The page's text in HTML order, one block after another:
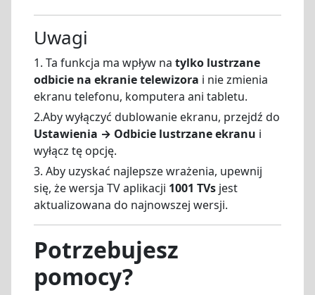
Uwagi
1. Ta funkcja ma wpływ na tylko lustrzane
odbicie na ekranie telewizora i nie zmienia
ekranu telefonu, komputera ani tabletu.
2.Aby wyłączyć dublowanie ekranu, przejdź do
Ustawienia → Odbicie lustrzane ekranu i
wyłącz tę opcję.
3. Aby uzyskać najlepsze wrażenia, upewnij
się, że wersja TV aplikacji 1001 TVs jest
aktualizowana do najnowszej wersji.
Potrzebujesz
pomocy?